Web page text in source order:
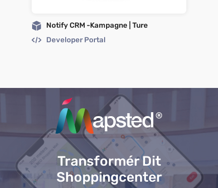
Notify CRM -Kampagne | Ture
Developer Portal
Transformér Dit
Shoppingcenter